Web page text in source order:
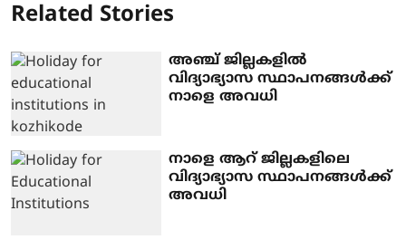
Related Stories
അഞ്ച് ജില്ലകളില്‍
വിദ്യാഭ്യാസ സ്ഥാപനങ്ങള്‍ക്ക്
നാളെ അവധി
നാളെ ആറ് ജില്ലകളിലെ
വിദ്യാഭ്യാസ സ്ഥാപനങ്ങള്‍ക്ക്
അവധി